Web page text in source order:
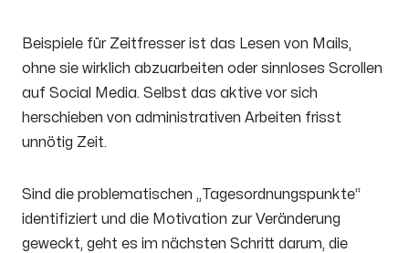
Beispiele für Zeitfresser ist das Lesen von Mails,
ohne sie wirklich abzuarbeiten oder sinnloses Scrollen
auf Social Media. Selbst das aktive vor sich
herschieben von administrativen Arbeiten frisst
unnötig Zeit.
Sind die problematischen „Tagesordnungspunkte“
identifiziert und die Motivation zur Veränderung
geweckt, geht es im nächsten Schritt darum, die